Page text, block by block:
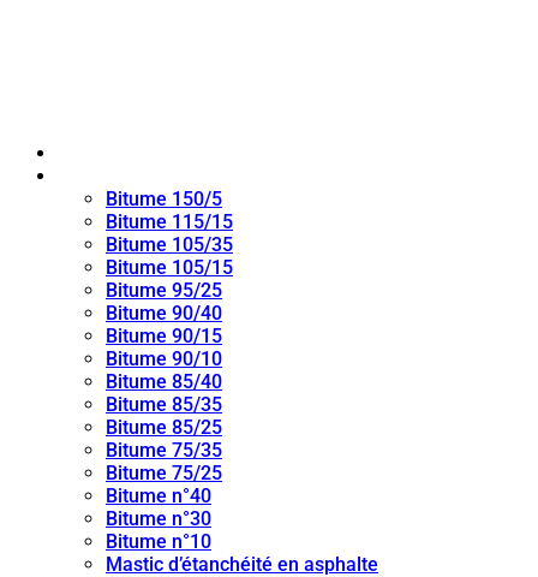
Bitume 150/5
Bitume 115/15
Bitume 105/35
Bitume 105/15
Bitume 95/25
Bitume 90/40
Bitume 90/15
Bitume 90/10
Bitume 85/40
Bitume 85/35
Bitume 85/25
Bitume 75/35
Bitume 75/25
Bitume n°40
Bitume n°30
Bitume n°10
Mastic d’étanchéité en asphalte